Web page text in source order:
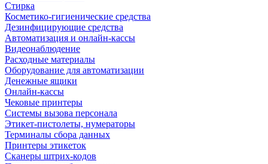
Стирка
Косметико-гигиенические средства
Дезинфицирующие средства
Автоматизация и онлайн-кассы
Видеонаблюдение
Расходные материалы
Оборудование для автоматизации
Денежные ящики
Онлайн-кассы
Чековые принтеры
Системы вызова персонала
Этикет-пистолеты, нумераторы
Терминалы сбора данных
Принтеры этикеток
Сканеры штрих-кодов